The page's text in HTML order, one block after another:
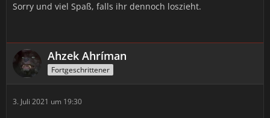
Sorry und viel Spaß, falls ihr dennoch loszieht.
Ahzek Ahríman
Fortgeschrittener
3. Juli 2021 um 19:30